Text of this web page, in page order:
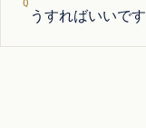
うすればいいで